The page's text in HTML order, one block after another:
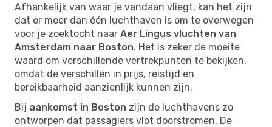
Afhankelijk van waar je vandaan vliegt, kan het zijn
dat er meer dan één luchthaven is om te overwegen
voor je zoektocht naar Aer Lingus vluchten van
Amsterdam naar Boston. Het is zeker de moeite
waard om verschillende vertrekpunten te bekijken,
omdat de verschillen in prijs, reistijd en
bereikbaarheid aanzienlijk kunnen zijn.
Bij aankomst in Boston zijn de luchthavens zo
ontworpen dat passagiers vlot doorstromen. De